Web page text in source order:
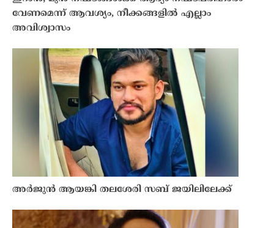
വേണമെന്ന് ആവശ്യം, നീക്കങ്ങളിൽ എല്ലാം
അവിശ്വാസം
അർജുൻ ആയങ്കി തലശേരി സബ് ജയിലിലേക്ക്